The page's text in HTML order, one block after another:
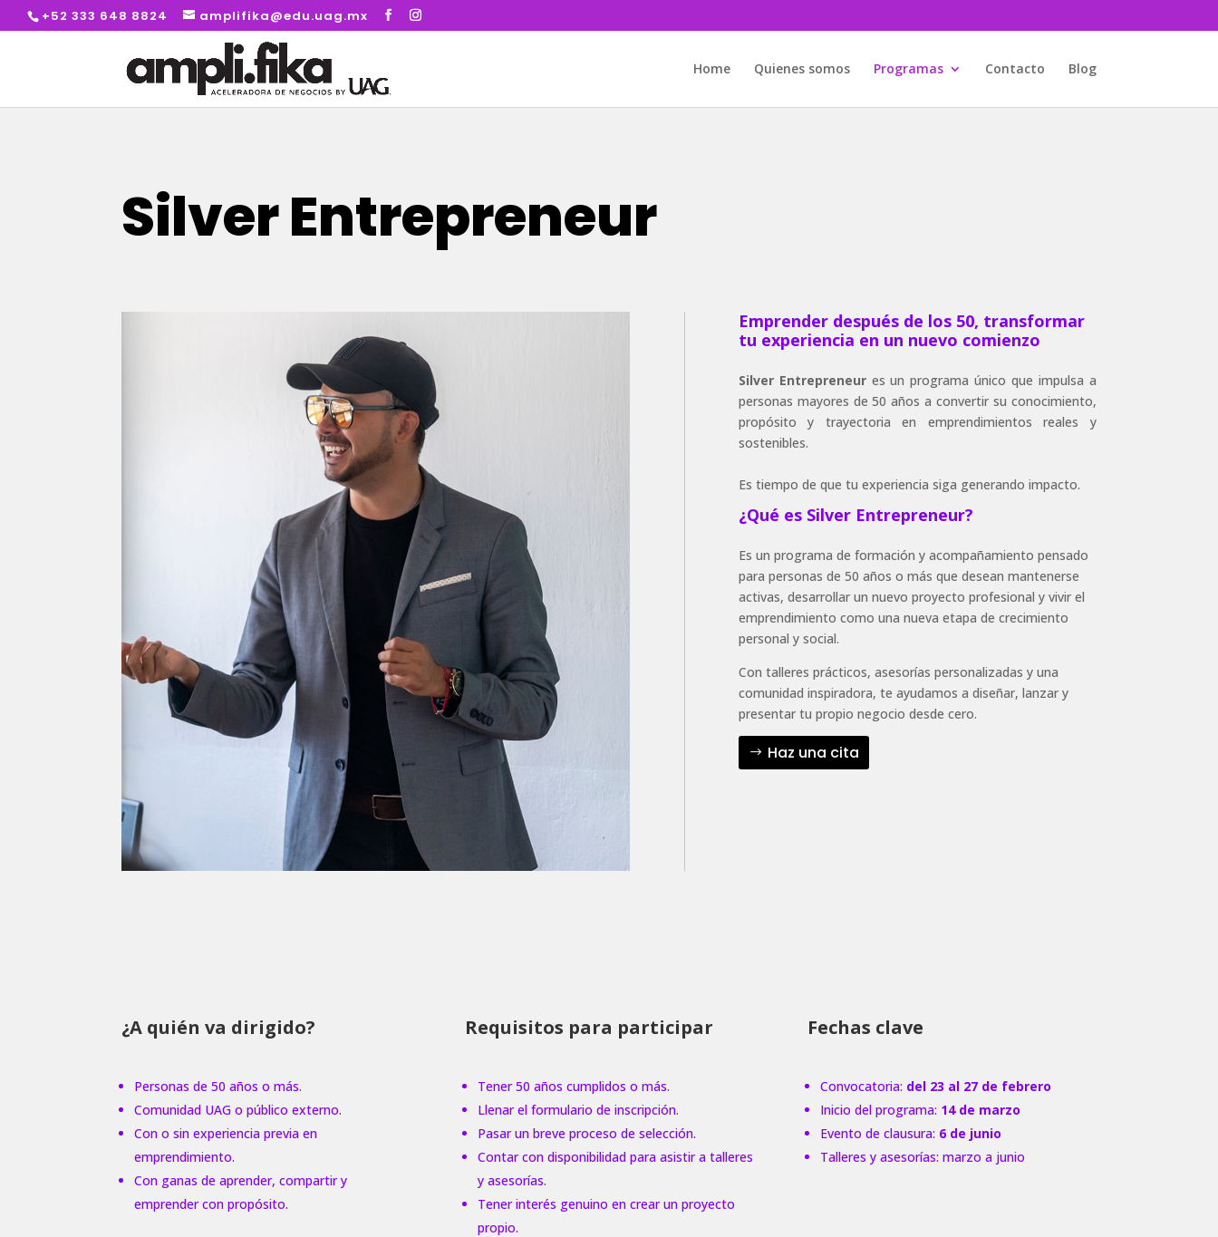
+52 333 648 8824 amplifika@edu.uag.mx
Home Quienes somos Programas Contacto Blog
Silver Entrepreneur
Emprender después de los 50, transformar
tu experiencia en un nuevo comienzo
Silver Entrepreneures un programa único que impulsa a
personas mayores de 50 años a convertir su conocimiento,
propósito y trayectoria en emprendimientos reales y
sostenibles.
Es tiempo de que tu experiencia siga generando impacto.
¿Qué es Silver Entrepreneur?
Es un programa de formación y acompañamiento pensado
para personas de 50 años o más que desean mantenerse
activas, desarrollar un nuevo proyecto profesional y vivir el
emprendimiento como una nueva etapa de crecimiento
personal y social.
Con talleres prácticos, asesorías personalizadas y una
comunidad inspiradora, te ayudamos a diseñar, lanzar y
presentar tu propio negocio desde cero.
Haz una cita
¿A quién va dirigido?
Personas de 50 años o más.
Comunidad UAG o público externo.
Con o sin experiencia previa en
emprendimiento.
Con ganas de aprender, compartir y
emprender con propósito.
Requisitos para participar
Tener 50 años cumplidos o más.
Llenar el formulario de inscripción.
Pasar un breve proceso de selección.
Contar con disponibilidad para asistir a talleres
y asesorías.
Tener interés genuino en crear un proyecto
propio.
Fechas clave
Convocatoria: del 23 al 27 de febrero
Inicio del programa: 14 de marzo
Evento de clausura: 6 de junio
Talleres y asesorías: marzo a junio